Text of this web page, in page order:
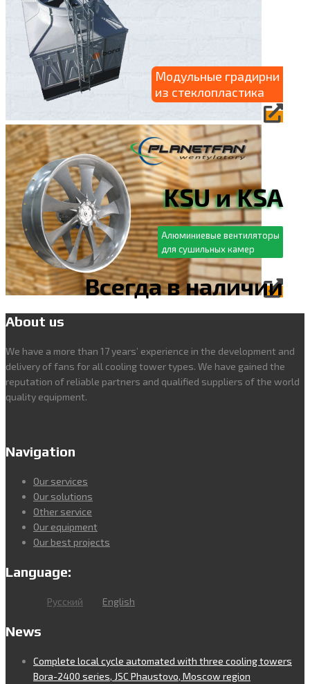
Модульные градирни
из стеклопластика
KSU и KSA
Алюминиевые вентиляторы
для сушильных камер
Всегда в наличии
About us
We have a more than 17 years’ experience in the development and
delivery of fans for all cooling tower types. We have gained the
reputation of reliable partners and qualified suppliers of the world
quality equipment.
Navigation
Our services
Our solutions
Other service
Our equipment
Our best projects
Language:
Русский English
News
Complete local cycle automated with three cooling towers
Bora-2400 series, JSC Phaustovo, Moscow region